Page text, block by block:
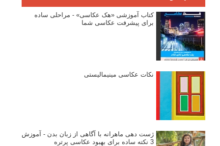
کتاب آموزشی «هک عکاسی» - مراحلی ساده
برای پیشرفت عکاسی شما
نکات عکاسی مینیمالیستی
ژست دهی ماهرانه با آگاهی از زبان بدن - آموزش
3 نکته ساده برای بهبود عکاسی پرتره